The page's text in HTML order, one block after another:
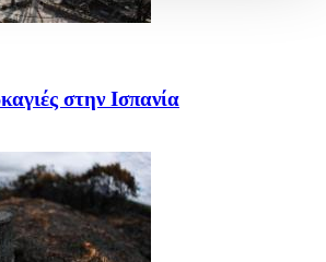
στην Ισπανία